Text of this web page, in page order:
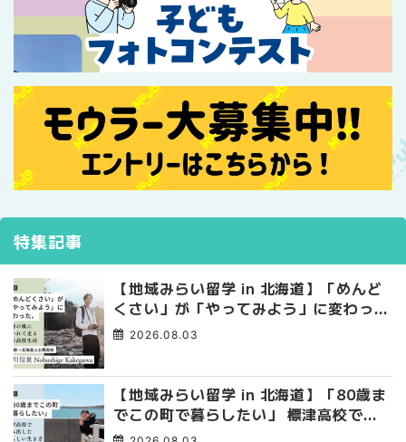
特集記事
【地域みらい留学 in 北海道】「めんど
くさい」が「やってみよう」に変わっ
た。 十勝の風に吹かれて走る、僕の泥
2026.08.03
【地域みらい留学 in 北海道】「80歳ま
でこの町で暮らしたい」 標津高校で踏
み出した、私らしい生き方